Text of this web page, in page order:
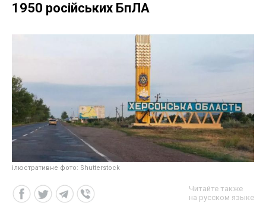
1950 російських БпЛА
ілюстративне фото: Shutterstock
Читайте также
на русском языке